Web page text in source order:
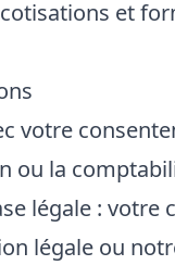
et
votre
ou la
légale : votre
légale ou